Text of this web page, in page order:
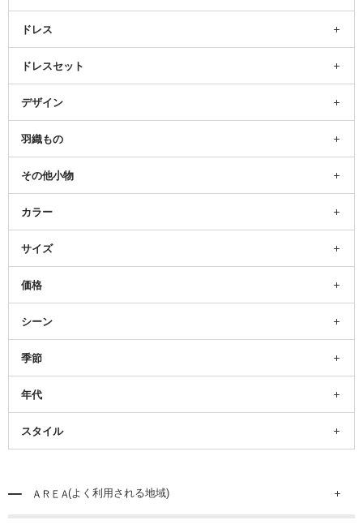
ドレス
ドレスセット
デザイン
羽織もの
その他小物
カラー
サイズ
価格
シーン
季節
年代
スタイル
(よく利用される地域)